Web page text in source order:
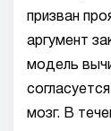
призван
аргумент
модель
мозг. В